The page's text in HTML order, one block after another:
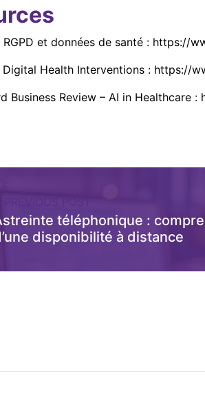
RGPD et données de santé : https://
Digital Health Interventions : https://
Business Review – AI in Healthcare :
téléphonique :
disponibilité à distance